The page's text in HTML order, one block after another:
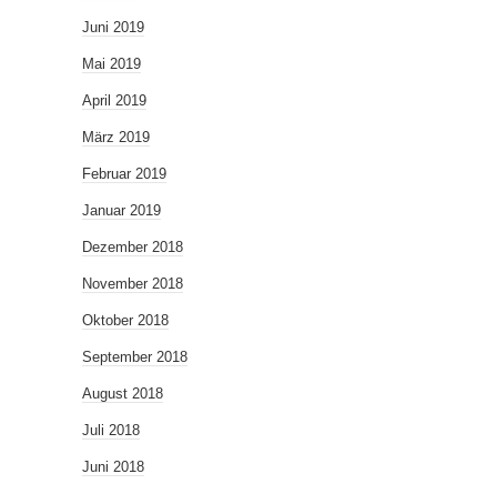
Juni 2019
Mai 2019
April 2019
März 2019
Februar 2019
Januar 2019
Dezember 2018
November 2018
Oktober 2018
September 2018
August 2018
Juli 2018
Juni 2018